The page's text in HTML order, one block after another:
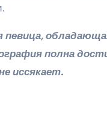
полна
иссякает.